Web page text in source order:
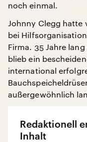
noch einmal.
Johnny Clegg hatte
bei
Firma. 35 Jahre
blieb ein
international
außergewöhnlich
Redaktionell
Inhalt